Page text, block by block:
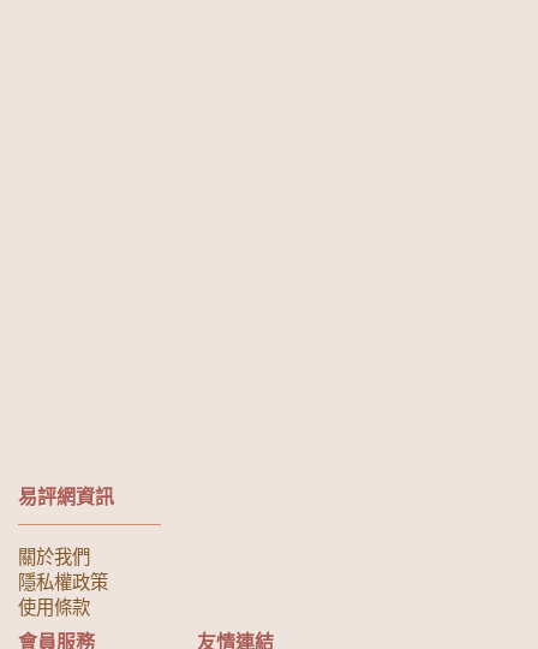
易評網資訊
關於我們
隱私權政策
使用條款
會員服務 友情連結